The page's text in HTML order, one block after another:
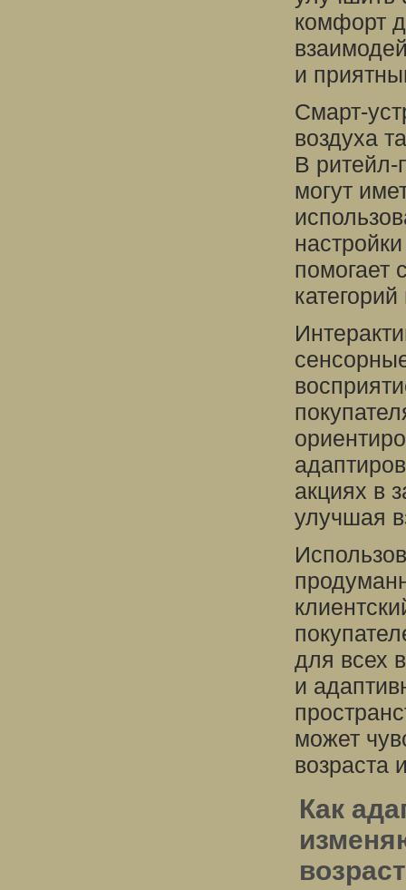
комфорт
и
Смарт-
воздуха
В ритейл-
могут
помогает
акциях в
улучшая
для всех
и
может
возраста
Как